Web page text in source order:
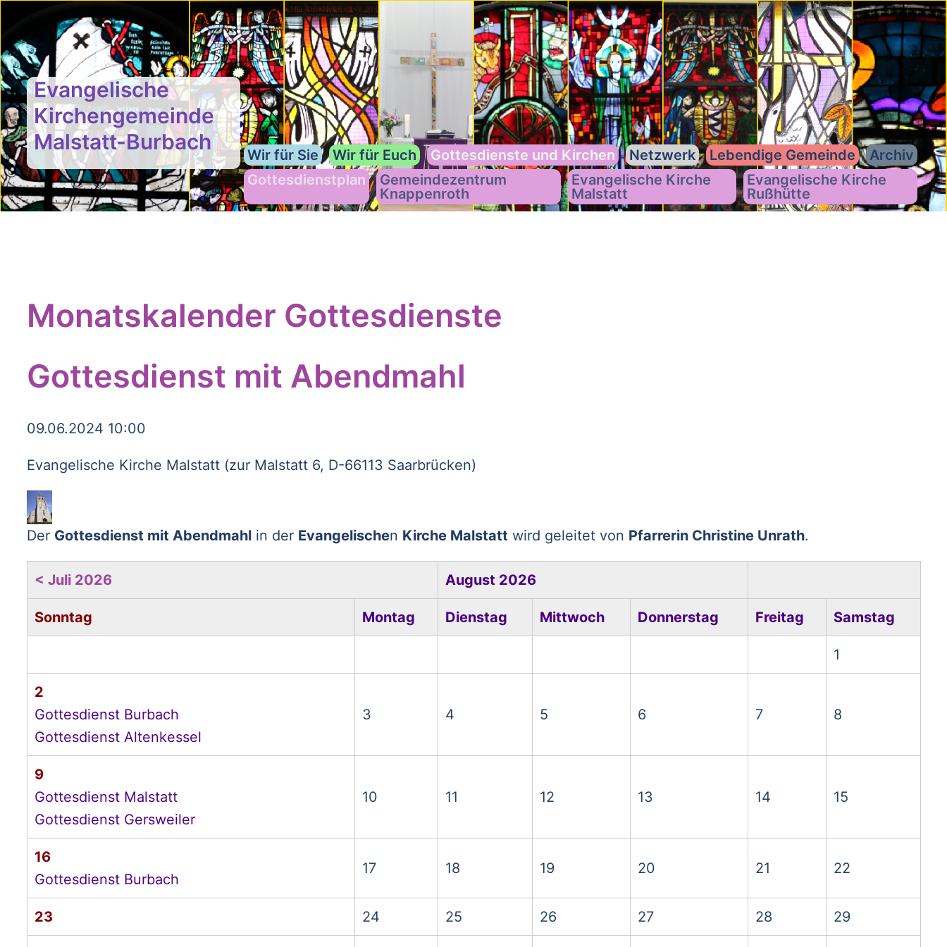
Evangelische
Kirchengemeinde
Malstatt-Burbach
Wir für Sie Wir für Euch
Gottesdienste und Kirchen
Gottesdienstplan
Gemeindezentrum
Knappenroth
Evangelische Kirche
Malstatt
Evangelische Kirche
Rußhütte
Netzwerk Lebendige Gemeinde Archiv
Monatskalender Gottesdienste
Gottesdienst mit Abendmahl
09.06.2024 10:00
Evangelische Kirche Malstatt (zur Malstatt 6, D-66113 Saarbrücken)
Der Gottesdienst mit Abendmahlin der Evangelischen Kirche Malstatt wird geleitet von Pfarrerin Christine Unrath.
< Juli 2026 August 2026
Sonntag Montag Dienstag Mittwoch Donnerstag Freitag Samstag
1
2
Gottesdienst Burbach
Gottesdienst Altenkessel
3 4 5 6 7 8
9
Gottesdienst Malstatt
Gottesdienst Gersweiler
10 11 12 13 14 15
16
Gottesdienst Burbach
17 18 19 20 21 22
23 24 25 26 27 28 29